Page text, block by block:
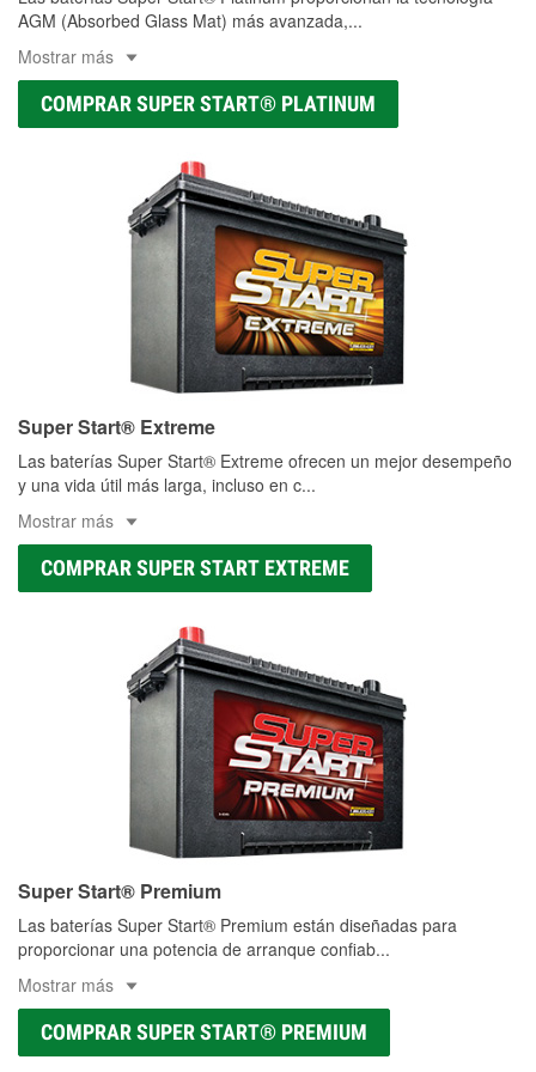
AGM (Absorbed Glass Mat) más avanzada,...
Mostrar más
COMPRAR SUPER START® PLATINUM
Super Start® Extreme
Las baterías Super Start® Extreme ofrecen un mejor desempeño
y una vida útil más larga, incluso en c...
Mostrar más
COMPRAR SUPER START EXTREME
Super Start® Premium
Las baterías Super Start® Premium están diseñadas para
proporcionar una potencia de arranque confiab...
Mostrar más
COMPRAR SUPER START® PREMIUM